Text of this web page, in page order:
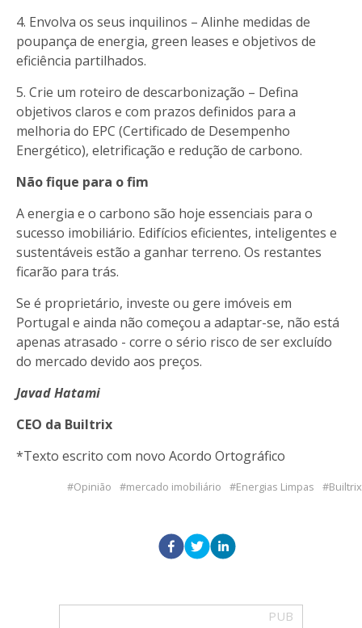
4. Envolva os seus inquilinos – Alinhe medidas de
poupança de energia, green leases e objetivos de
eficiência partilhados.
5. Crie um roteiro de descarbonização – Defina
objetivos claros e com prazos definidos para a
melhoria do EPC (Certificado de Desempenho
Energético), eletrificação e redução de carbono.
Não fique para o fim
A energia e o carbono são hoje essenciais para o
sucesso imobiliário. Edifícios eficientes, inteligentes e
sustentáveis ​​​​estão a ganhar terreno. Os restantes
ficarão para trás.
Se é proprietário, investe ou gere imóveis em
Portugal e ainda não começou a adaptar-se, não está
apenas atrasado - corre o sério risco de ser excluído
do mercado devido aos preços.
Javad Hatami
CEO da Builtrix
*Texto escrito com novo Acordo Ortográfico
Opinião mercado imobiliário Energias Limpas Builtrix
PUB